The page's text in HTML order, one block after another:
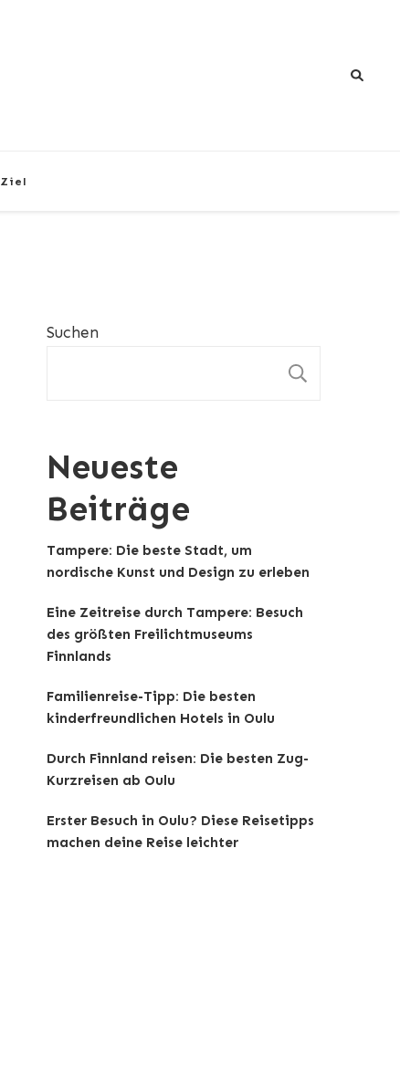
Ziel
Suchen
Neueste
Beiträge
Tampere: Die beste Stadt, um
nordische Kunst und Design zu erleben
Eine Zeitreise durch Tampere: Besuch
des größten Freilichtmuseums
Finnlands
Familienreise-Tipp: Die besten
kinderfreundlichen Hotels in Oulu
Durch Finnland reisen: Die besten Zug-
Kurzreisen ab Oulu
Erster Besuch in Oulu? Diese Reisetipps
machen deine Reise leichter